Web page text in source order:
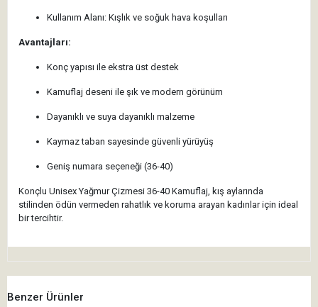
Kullanım Alanı: Kışlık ve soğuk hava koşulları
Avantajları:
Konç yapısı ile ekstra üst destek
Kamuflaj deseni ile şık ve modern görünüm
Dayanıklı ve suya dayanıklı malzeme
Kaymaz taban sayesinde güvenli yürüyüş
Geniş numara seçeneği (36-40)
Konçlu Unisex Yağmur Çizmesi 36-40 Kamuflaj, kış aylarında
stilinden ödün vermeden rahatlık ve koruma arayan kadınlar için ideal
bir tercihtir.
Benzer Ürünler